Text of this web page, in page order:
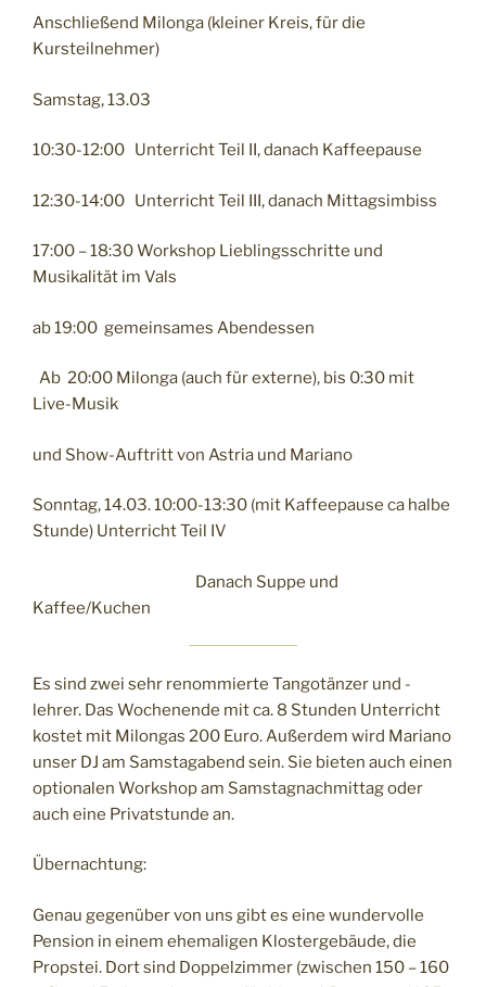
Anschließend Milonga (kleiner Kreis, für die
Kursteilnehmer)
Samstag, 13.03
10:30-12:00 Unterricht Teil II, danach Kaffeepause
12:30-14:00 Unterricht Teil III, danach Mittagsimbiss
17:00 – 18:30 Workshop Lieblingsschritte und
Musikalität im Vals
ab 19:00 gemeinsames Abendessen
Ab 20:00 Milonga (auch für externe), bis 0:30 mit
Live-Musik
und Show-Auftritt von Astria und Mariano
Sonntag, 14.03. 10:00-13:30 (mit Kaffeepause ca halbe
Stunde) Unterricht Teil IV
Danach Suppe und
Kaffee/Kuchen
Es sind zwei sehr renommierte Tangotänzer und -
lehrer. Das Wochenende mit ca. 8 Stunden Unterricht
kostet mit Milongas 200 Euro. Außerdem wird Mariano
unser DJ am Samstagabend sein. Sie bieten auch einen
optionalen Workshop am Samstagnachmittag oder
auch eine Privatstunde an.
Übernachtung:
Genau gegenüber von uns gibt es eine wundervolle
Pension in einem ehemaligen Klostergebäude, die
Propstei. Dort sind Doppelzimmer (zwischen 150 – 160